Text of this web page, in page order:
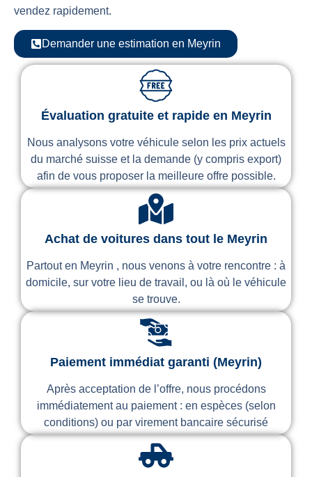
vendez rapidement.
Demander une estimation en Meyrin
Évaluation gratuite et rapide en Meyrin
Nous analysons votre véhicule selon les prix actuels
du marché suisse et la demande (y compris export)
afin de vous proposer la meilleure offre possible.
Achat de voitures dans tout le Meyrin
Partout en Meyrin , nous venons à votre rencontre : à
domicile, sur votre lieu de travail, ou là où le véhicule
se trouve.
Paiement immédiat garanti (Meyrin)
Après acceptation de l’offre, nous procédons
immédiatement au paiement : en espèces (selon
conditions) ou par virement bancaire sécurisé